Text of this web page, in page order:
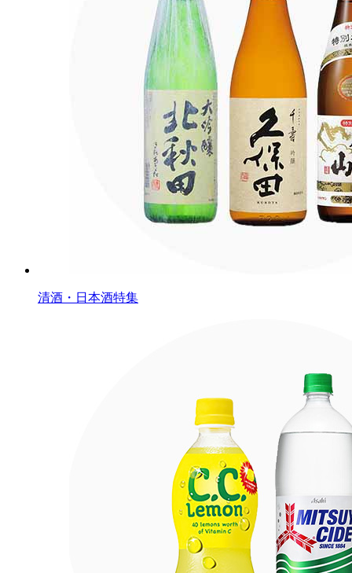
清酒・日本酒特集